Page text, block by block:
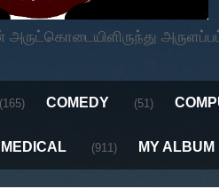
(165) COMEDY (51)
MEDICAL (911) MY ALBUM